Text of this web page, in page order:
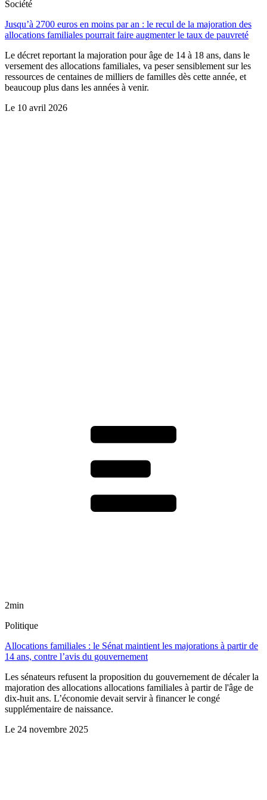
Société
Jusqu’à 2700 euros en moins par an : le recul de la majoration des
allocations familiales pourrait faire augmenter le taux de pauvreté
Le décret reportant la majoration pour âge de 14 à 18 ans, dans le
versement des allocations familiales, va peser sensiblement sur les
ressources de centaines de milliers de familles dès cette année, et
beaucoup plus dans les années à venir.
Le 10 avril 2026
2min
Politique
Allocations familiales : le Sénat maintient les majorations à partir de
14 ans, contre l’avis du gouvernement
Les sénateurs refusent la proposition du gouvernement de décaler la
majoration des allocations allocations familiales à partir de l'âge de
dix-huit ans. L’économie devait servir à financer le congé
supplémentaire de naissance.
Le 24 novembre 2025